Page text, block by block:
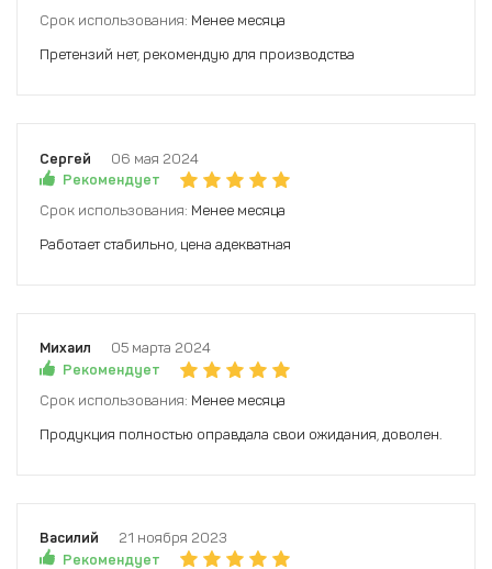
Срок использования: Менее месяца
Претензий нет, рекомендую для производства
Сергей
06 мая 2024
Рекомендует
Срок использования: Менее месяца
Работает стабильно, цена адекватная
Михаил
05 марта 2024
Рекомендует
Срок использования: Менее месяца
Продукция полностью оправдала свои ожидания, доволен.
Василий
21 ноября 2023
Рекомендует